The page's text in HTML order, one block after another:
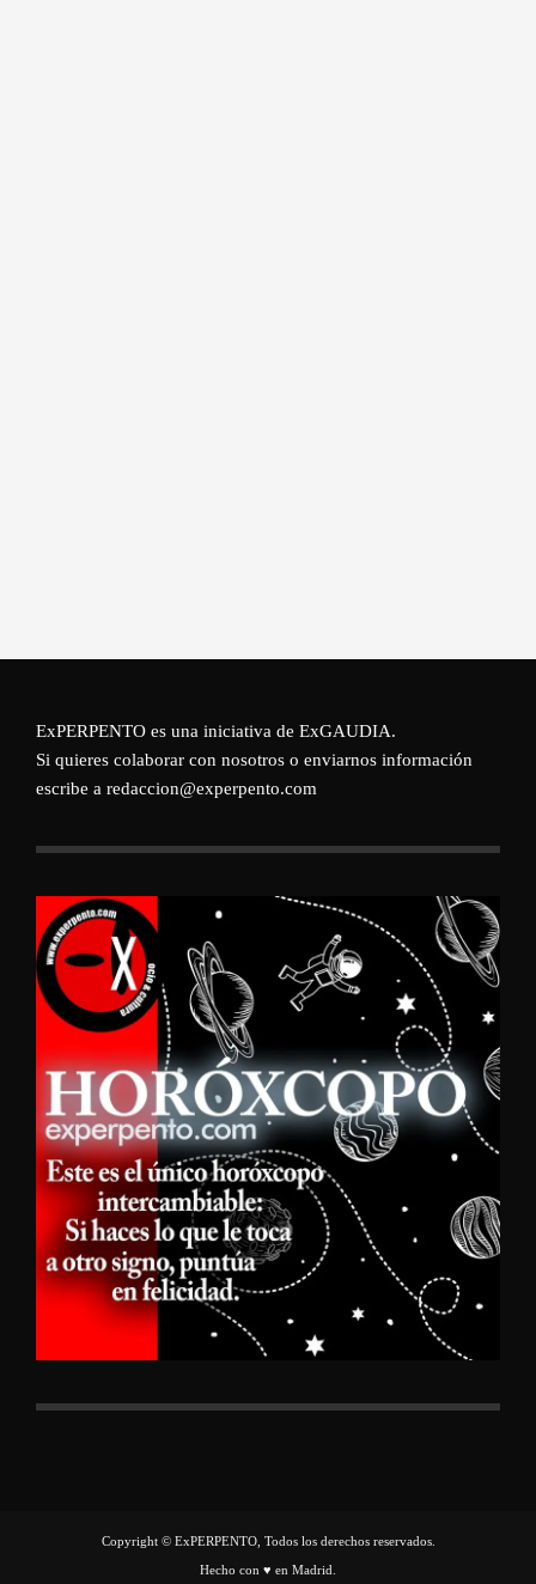
ExPERPENTO es una iniciativa de ExGAUDIA.
Si quieres colaborar con nosotros o enviarnos información
escribe a redaccion@experpento.com
Copyright © ExPERPENTO, Todos los derechos reservados.
Hecho con ♥ en Madrid.